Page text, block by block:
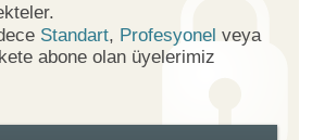
Standart, Profesyonel veya
abone olan üyelerimiz